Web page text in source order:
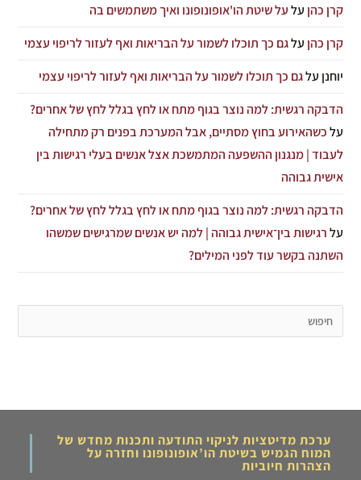
קרן כהן עלעל שיטת הו'אופונופונו ואיך משתמשים בה
קרן כהן עלגם כך תוכלו לשמור על הבריאות ואף לעזור לריפוי עצמי
יוחנן עלגם כך תוכלו לשמור על הבריאות ואף לעזור לריפוי עצמי
הדבקה רגשית: למה נוצר בגוף מתח או לחץ בגלל לחץ של אחרים?
עלכשהאירוע בחוץ מסתיים, אבל המערכת בפנים רק מתחילה
לעבוד | מנגנון ההשפעה המתמשכת אצל אנשים בעלי רגישות בין
אישית גבוהה
הדבקה רגשית: למה נוצר בגוף מתח או לחץ בגלל לחץ של אחרים?
עלרגישות בין־אישית גבוהה | למה יש אנשים שמרגישים שמשהו
השתנה בקשר עוד לפני המילים?
ערכת מדיטציות לניקוי התודעה ותכנות מחדש של
המוח הגמיש בשיטת הו’אופונופונו וחזרה על
הצהרות חיוביות